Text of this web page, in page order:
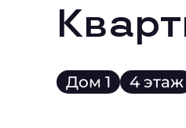
Дом 1 4 этаж